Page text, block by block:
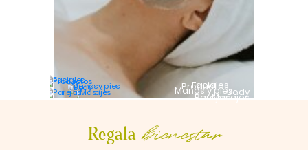
Manos y pies
Faciales
Masajes
ParejasBody
Productos
Regalabienestar